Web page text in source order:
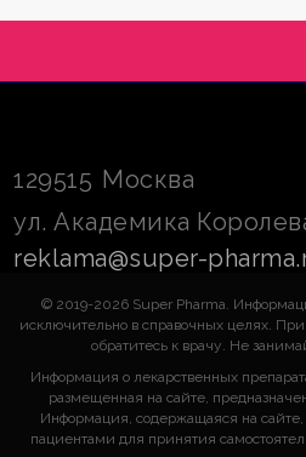
129515 Москва
ул. Академика
reklama@super-
© 2019-2026 Super Pharma.
исключительно в справочных целях.
обратитесь к врачу. Не
Информация о лекарственных
размещенная на сайте,
Информация, содержащаяся на сайте,
пациентами для принятия